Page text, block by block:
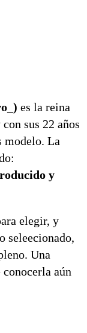
es la reina
con sus 22 años
modelo. La
y
elegir, y
seleecionado,
Una
aún